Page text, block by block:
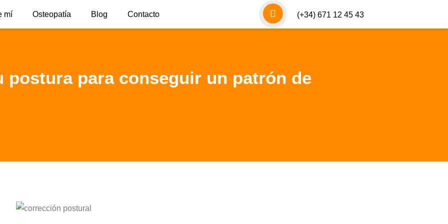
mí Osteopatía Blog Contacto (+34) 671 12 45 43
postura para conseguir un patrón de